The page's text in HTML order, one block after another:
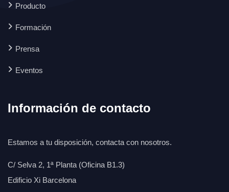
Producto
Formación
Prensa
Eventos
Información de contacto
Estamos a tu disposición, contacta con nosotros.
C/ Selva 2, 1ª Planta (Oficina B1.3)
Edificio Xi Barcelona